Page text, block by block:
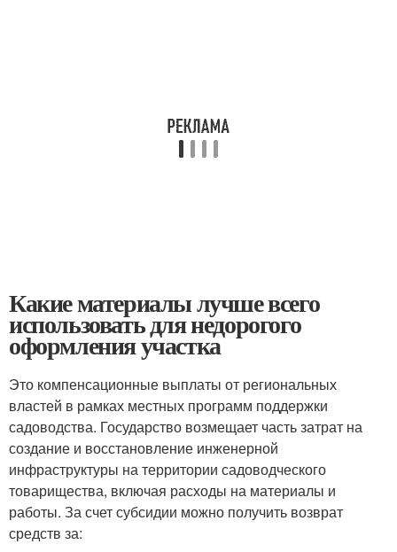
Какие материалы лучше всего
использовать для недорогого
оформления участка
Это компенсационные выплаты от региональных
властей в рамках местных программ поддержки
садоводства. Государство возмещает часть затрат на
создание и восстановление инженерной
инфраструктуры на территории садоводческого
товарищества, включая расходы на материалы и
работы. За счет субсидии можно получить возврат
средств за: